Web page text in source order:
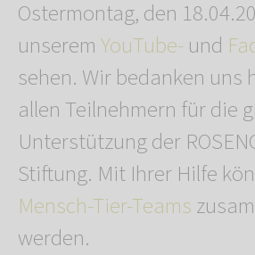
Ostermontag, den
unseremYouTube-und
sehen. Wir bedanken uns
allen Teilnehmern für die
Unterstützung der
Stiftung. Mit Ihrer Hilfe
Mensch-Tier-Teams
werden.